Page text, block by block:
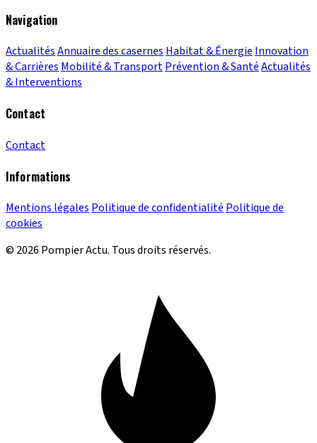
Navigation
ActualitésAnnuaire des casernes Habitat & Énergie Innovation
& Carrières Mobilité & TransportPrévention & SantéActualités
& Interventions
Contact
Contact
Informations
Mentions légales Politique de confidentialité Politique de
cookies
© 2026 Pompier Actu. Tous droits réservés.